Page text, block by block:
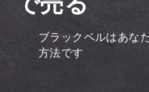
ブラックベルはあな
方法です